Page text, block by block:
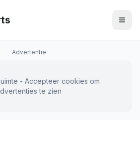
Advertentie
- Accepteer cookies om
te zien